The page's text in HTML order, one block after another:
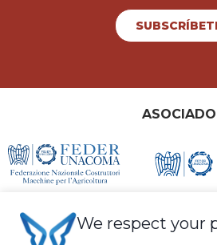
ASOCIADO
We respect your